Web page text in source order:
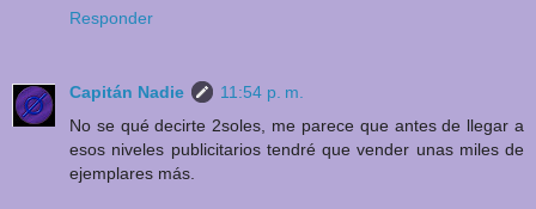
Responder
Capitán Nadie
11:54 p. m.
No se qué decirte 2soles, me parece que antes de llegar a
esos niveles publicitarios tendré que vender unas miles de
ejemplares más.